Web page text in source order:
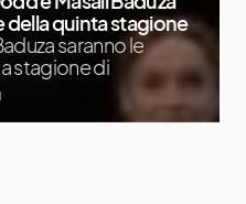
quinta stagione
saranno le
stagione di